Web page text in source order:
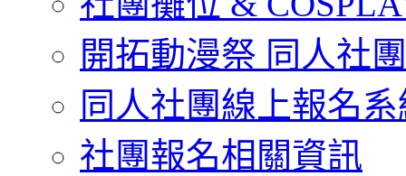
開拓動漫祭 同人社
同人社團線上報名
社團報名相關資訊